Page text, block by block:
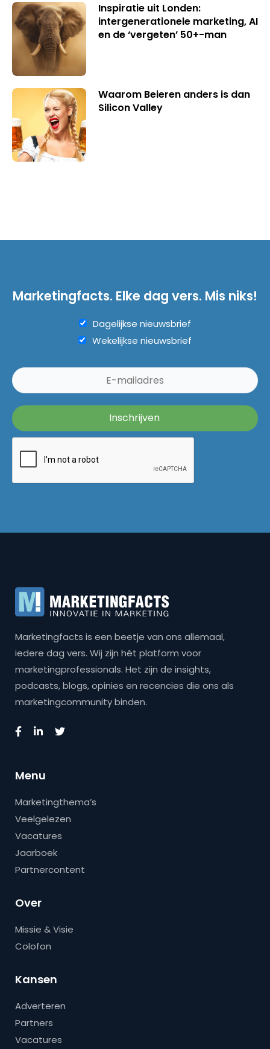
Inspiratie uit Londen:
intergenerationele marketing, AI
en de ‘vergeten’ 50+-man
Waarom Beieren anders is dan
Silicon Valley
Marketingfacts. Elke dag vers. Mis niks!
Dagelijkse nieuwsbrief
Wekelijkse nieuwsbrief
Marketingfacts is een beetje van ons allemaal,
iedere dag vers. Wij zijn hét platform voor
marketingprofessionals. Het zijn de insights,
podcasts, blogs, opinies en recencies die ons als
marketingcommunity binden.
Menu
Marketingthema’s
Veelgelezen
Vacatures
Jaarboek
Partnercontent
Over
Missie & Visie
Colofon
Kansen
Adverteren
Partners
Vacatures